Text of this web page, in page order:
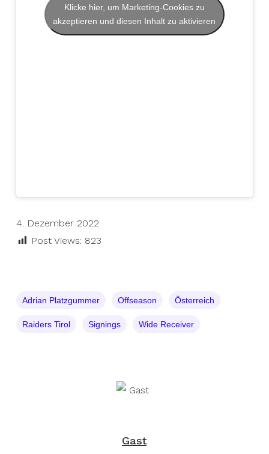
Klicke hier, um Marketing-Cookies zu
akzeptieren und diesen Inhalt zu aktivieren
4. Dezember 2022
Post Views: 823
Adrian Platzgummer Offseason Österreich
Raiders Tirol Signings Wide Receiver
Gast